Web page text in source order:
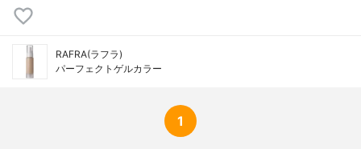
RAFRA(ラフラ)
パーフェクトゲルカラー
1